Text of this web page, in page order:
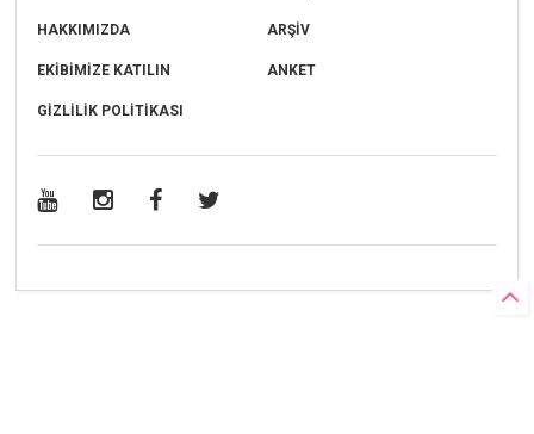
HAKKIMIZDA ARŞİV
EKİBİMİZE KATILIN ANKET
GİZLİLİK POLİTİKASI